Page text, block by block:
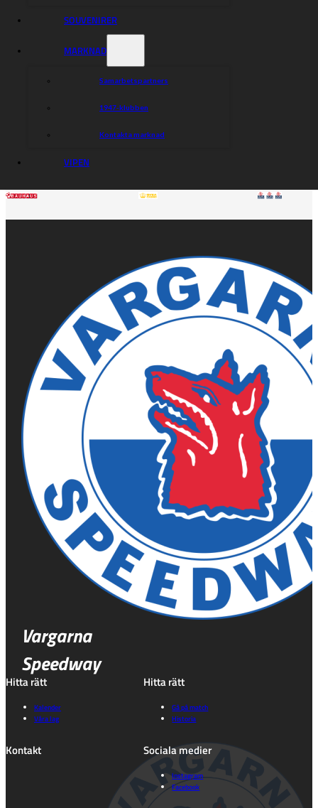
SOUVENIRER
MARKNAD
Samarbetspartners
1947-klubben
Kontakta marknad
VIPEN
Vargarna
Speedway
Hitta rätt
Kalender
Våra lag
Hitta rätt
Gå på match
Historia
Kontakt Sociala medier
Instagram
Facebook